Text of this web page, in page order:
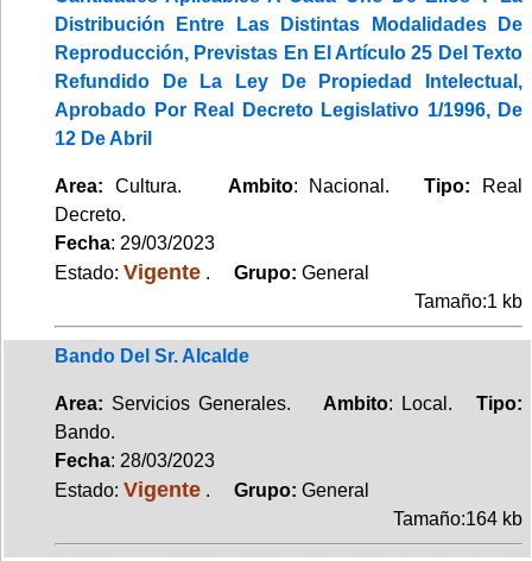
Distribución Entre Las Distintas Modalidades De
Reproducción, Previstas En El Artículo 25 Del Texto
Refundido De La Ley De Propiedad Intelectual,
Aprobado Por Real Decreto Legislativo 1/1996, De
12 De Abril
Area: Cultura. Ambito: Nacional.Tipo:
Real
Decreto.
Fecha: 29/03/2023
Estado: Vigente . Grupo: General
Tamaño:1 kb
Bando Del Sr. Alcalde
Area: Servicios Generales. Ambito: Local.Tipo:
Bando.
Fecha: 28/03/2023
Estado: Vigente . Grupo: General
Tamaño:164 kb